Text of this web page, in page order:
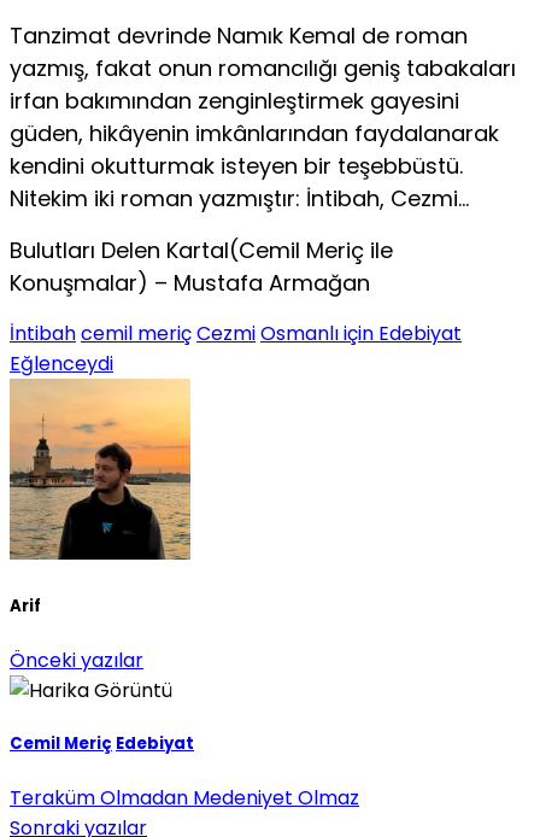
Tanzimat devrinde Namık Kemal de roman
yazmış, fakat onun romancılığı geniş tabakaları
irfan bakımından zenginleştirmek gayesini
güden, hikâyenin imkânlarından faydalanarak
kendini okutturmak isteyen bir teşebbüstü.
Nitekim iki roman yazmıştır: İntibah, Cezmi…
Bulutları Delen Kartal(Cemil Meriç ile
Konuşmalar) – Mustafa Armağan
İntibahcemil meriçCezmiOsmanlı için Edebiyat
Eğlenceydi
Arif
Önceki yazılar
Cemil Meriç Edebiyat
Teraküm Olmadan Medeniyet Olmaz
Sonraki yazılar